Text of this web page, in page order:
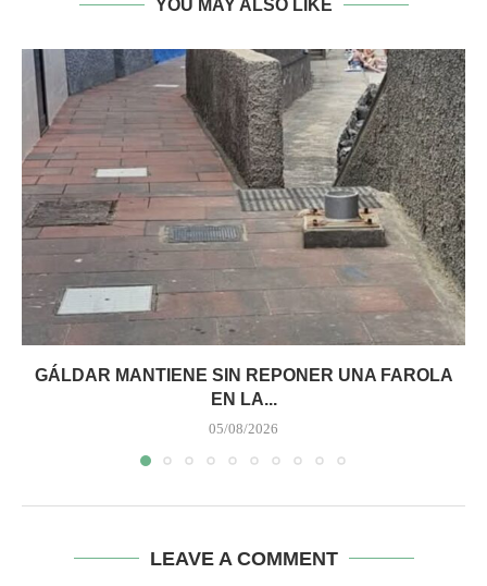
YOU MAY ALSO LIKE
GÁLDAR MANTIENE SIN REPONER UNA FAROLA
EN LA...
05/08/2026
LEAVE A COMMENT